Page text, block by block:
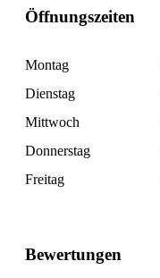
Öffnungszeiten
Montag
Dienstag
Mittwoch
Donnerstag
Freitag
Bewertungen